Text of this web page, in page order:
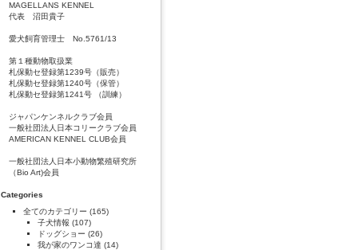
MAGELLANS KENNEL
代表 沼田貴子
愛犬飼育管理士 No.5761/13
第１種動物取扱業
札保動セ登録第1239号（販売）
札保動セ登録第1240号（保管）
札保動セ登録第1241号 （訓練）
ジャパンケンネルクラブ会員
一般社団法人日本コリークラブ会員
AMERICAN KENNEL CLUB会員
一般社団法人日本小動物繁殖研究所
（Bio Art)会員
Categories
全てのカテゴリー (165)
子犬情報 (107)
ドッグショー (26)
我が家のワンコ達 (14)